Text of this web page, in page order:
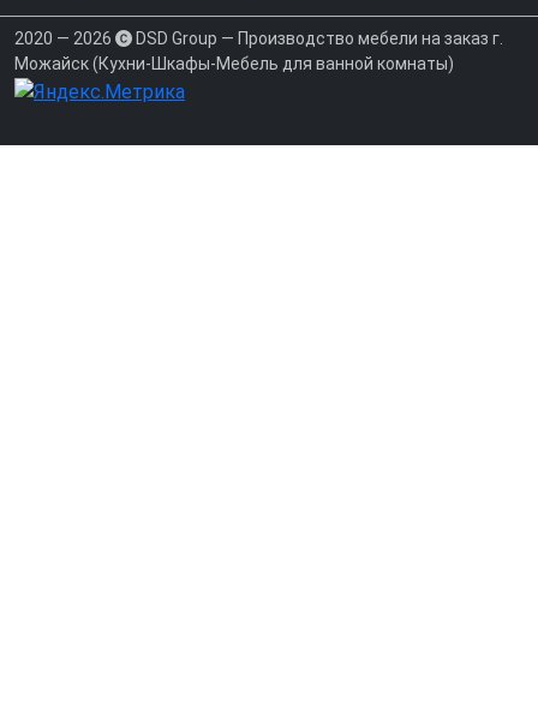
2020 — 2026
DSD Group — Производство мебели на заказ г.
Можайск (Кухни-Шкафы-Мебель для ванной комнаты)